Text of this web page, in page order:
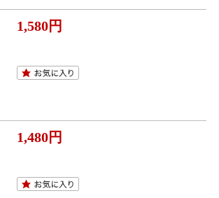
1,580円
1,480円